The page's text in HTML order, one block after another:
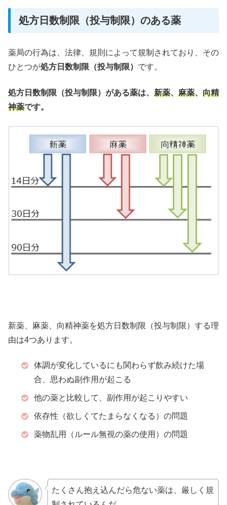
処方日数制限（投与制限）のある薬
薬局の行為は、法律、規則によって規制されており、その
ひとつが処方日数制限（投与制限） です。
処方日数制限（投与制限）がある薬は、 新薬、 麻薬、 向精
神薬です。
新薬、麻薬、向精神薬を処方日数制限（投与制限）する理
由は4つあります。
体調が変化しているにも関わらず飲み続けた場
合、思わぬ副作用が起こる
他の薬と比較して、副作用が起こりやすい
依存性（欲しくてたまらなくなる）の問題
薬物乱用（ルール無視の薬の使用）の問題
たくさん抱え込んだら危ない薬は、厳しく規